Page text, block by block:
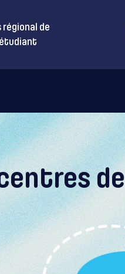
régional de
centres de